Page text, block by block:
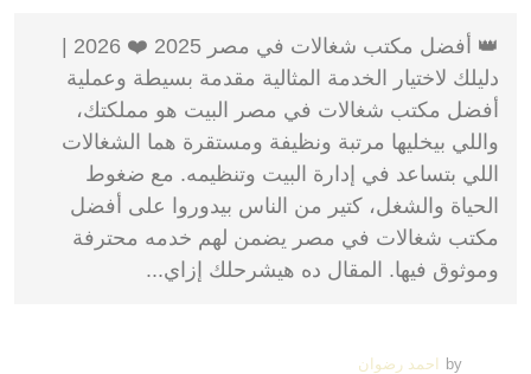
دليلك لاختيار الخدمة المثالية مقدمة بسيطة وعملية
أفضل مكتب شغالات في مصر البيت هو مملكتك،
واللي بيخليها مرتبة ونظيفة ومستقرة هما الشغالات
اللي بتساعد في إدارة البيت وتنظيمه. مع ضغوط
الحياة والشغل، كتير من الناس بيدوروا على أفضل
مكتب شغالات في مصر يضمن لهم خدمه محترفة
وموثوق فيها. المقال ده هيشرحلك إزاي...
by احمد رضوان